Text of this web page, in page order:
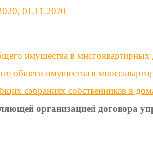
01.11.2020
имущества в многоквартирных
общего имущества в
собраниях собственников в
организацией договора